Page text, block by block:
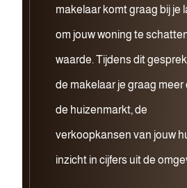
makelaar komt graag bij je
om jouw woning te
waarde. Tijdens dit
de makelaar je graag meer
de huizenmarkt, de
verkoopkansen van jouw
inzicht in cijfers uit de